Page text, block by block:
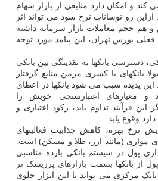
کند و امکان دارد منابعی از بازار سهام
رو نوسانات نرخ سود می تواند اثر
حجم معاملات بازار سرمایه داشته
بورس تهران، این پیامد مورد توجه
دسترسی بانکها به نقدینگی بین بانکی
بانکهای با کسری مزمن منابع گرفتار
پدیده سبب می شود بانکها در اعطای
و معیارهای اعتبارسنجی خویش را
این فرآیند تداوم یابد، رکود اعتباری و
وقوع یابد.
نرخ بهره، کاهش جذابیت فعالیتهای
موازی (مانند ارز، طلا و مسکن) است.
پول در سیستم بانکی بازده مناسبی
از بانکها بسمت بازارهای پرریسک تر
مرکزی می تواند با این ابزار جلوی